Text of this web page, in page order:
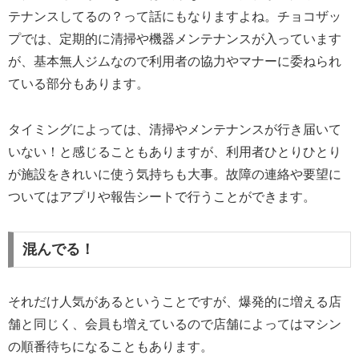
テナンスしてるの？って話にもなりますよね。チョコザッ
プでは、定期的に清掃や機器メンテナンスが入っています
が、基本無人ジムなので利用者の協力やマナーに委ねられ
ている部分もあります。
タイミングによっては、清掃やメンテナンスが行き届いて
いない！と感じることもありますが、利用者ひとりひとり
が施設をきれいに使う気持ちも大事。故障の連絡や要望に
ついてはアプリや報告シートで行うことができます。
混んでる！
それだけ人気があるということですが、爆発的に増える店
舗と同じく、会員も増えているので店舗によってはマシン
の順番待ちになることもあります。